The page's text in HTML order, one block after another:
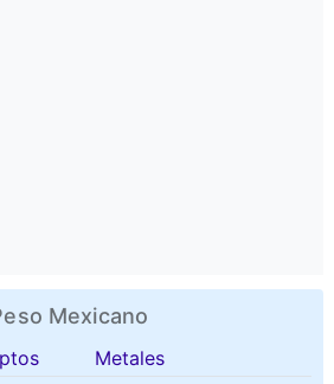
Mexicano
Metales